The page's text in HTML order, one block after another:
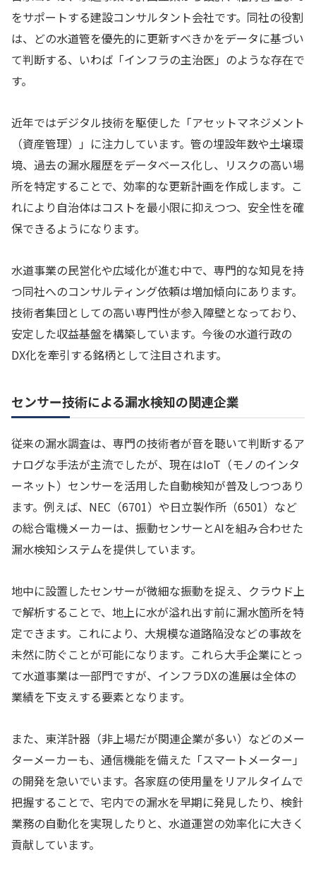
をサポートする建設コンサルタント会社です。同社の役割
は、どの水道管を優先的に更新すべきかをデータに基づい
て判断する、いわば「インフラの主治医」のような存在で
す。
近年ではデジタル技術を駆使した「アセットマネジメント
（資産管理）」に注力しています。管の埋設年数や土壌環
境、過去の漏水履歴をデータベース化し、リスクの高い場
所を特定することで、効率的な更新計画を作成します。こ
れにより自治体はコストを最小限に抑えつつ、安全性を確
保できるようになります。
水道事業の民営化や広域化が進む中で、専門的な知見を持
つ同社へのコンサルティング依頼は増加傾向にあります。
技術者集団としての高い専門性が参入障壁となっており、
安定した収益基盤を構築しています。今後の水道行政の
DX化を牽引する銘柄として注目されます。
センサー技術による漏水検知の関連企業
従来の漏水調査は、専門の技術者が音を聴いて判断するア
ナログな手法が主流でしたが、現在はIoT（モノのインタ
ーネット）センサーを活用した自動検知が普及しつつあり
ます。例えば、NEC（6701）や日立製作所（6501）など
の総合電機メーカーは、振動センサーとAIを組み合わせた
漏水検知システムを提供しています。
地中に設置したセンサーが微細な振動を捉え、クラウド上
で解析することで、地上に水が溢れ出す前に漏水箇所を特
定できます。これにより、大規模な道路陥没などの事故を
未然に防ぐことが可能になります。これら大手企業にとっ
て水道事業は一部門ですが、インフラDXの進展は全体の
業績を下支えする要素となります。
また、東洋計器（非上場だが関連企業が多い）などのメー
ターメーカーも、通信機能を備えた「スマートメーター」
の開発を急いでいます。各家庭の使用量をリアルタイムで
把握することで、宅内での漏水を早期に発見したり、検針
業務の自動化を実現したりと、水道運営の効率化に大きく
貢献しています。